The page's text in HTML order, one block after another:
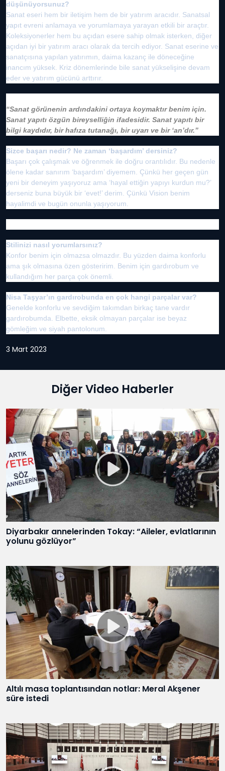
düşünüyorsunuz?
Sanat eseri hem bir iletişim hem de bir yatırım aracıdır. Sanatsal
yapıt evreni anlamaya ve yorumlamaya yarayan etkili bir araçtır.
Koleksiyonerler hem bu açıdan esere sahip olmak isterken, diğer
açıdan iyi bir yatırım aracı olarak da tercih ediyor. Sanat eserine ve
sanatçısına yapılan yatırımın, daima kazanç ile döneceğine
inancım yüksek. Kriz dönemlerinde bile sanat yükselişine devam
eder ve yatırım gücünü arttırır.
“Sanat görünenin ardındakini ortaya koymaktır benim için.
Sanat yapıtı özgün bireyselliğin ifadesidir. Sanat yapıtı bir
bilgi kaydıdır, bir hafıza tutanağı, bir uyarı ve bir ‘an’dır.”
Sizce başarı nedir? Ne zaman ‘başardım’ dersiniz?
Başarı çok çalışmak ve öğrenmek ile doğru orantılıdır. Bu nedenle
ölene kadar sanırım ‘başardım’ diyemem. Çünkü her geçen gün
yeni bir deneyim yaşıyoruz ama ‘hayal ettiğin yapıyı kurdun mu?’
derseniz buna büyük bir ‘evet!’ derim. Çünkü Vision benim
hayalimdi ve bugün onunla yaşıyorum.
Stilinizi nasıl yorumlarsınız?
Konfor benim için olmazsa olmazdır. Bu yüzden daima konforlu
ama şık olmasına özen gösteririm. Benim için gardırobum ve
kullandığım her parça çok önemli.
Nisa Taşyar’ın gardırobunda en çok hangi parçalar var?
Genelde konforlu ve sevdiğim takımdan birkaç tane vardır
gardırobumda. Elbette, eksik olmayan parçalar ise beyaz
gömleğim ve siyah pantolonum.
3 Mart 2023
Diğer Video Haberler
Diyarbakır annelerinden Tokay: “Aileler, evlatlarının
yolunu gözlüyor”
Altılı masa toplantısından notlar: Meral Akşener
süre istedi